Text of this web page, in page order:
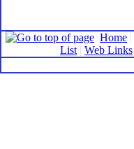
Home |
List | Web Links